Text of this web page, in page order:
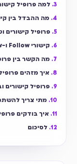
למה פרופיל
מה ההבדל בין
פרופיל קישורים
קישורי Follow ו-NoFollow בפרופיל הקישורים
מה הקשר בין
איך מזהים
פרופיל קישורים
מתי צריך
איך בודקים
לסיכום